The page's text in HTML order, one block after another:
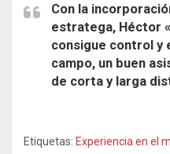
Con la
estratega, Héctor
consigue control y
campo, un buen
de corta y larga
Etiquetas: Experiencia en el